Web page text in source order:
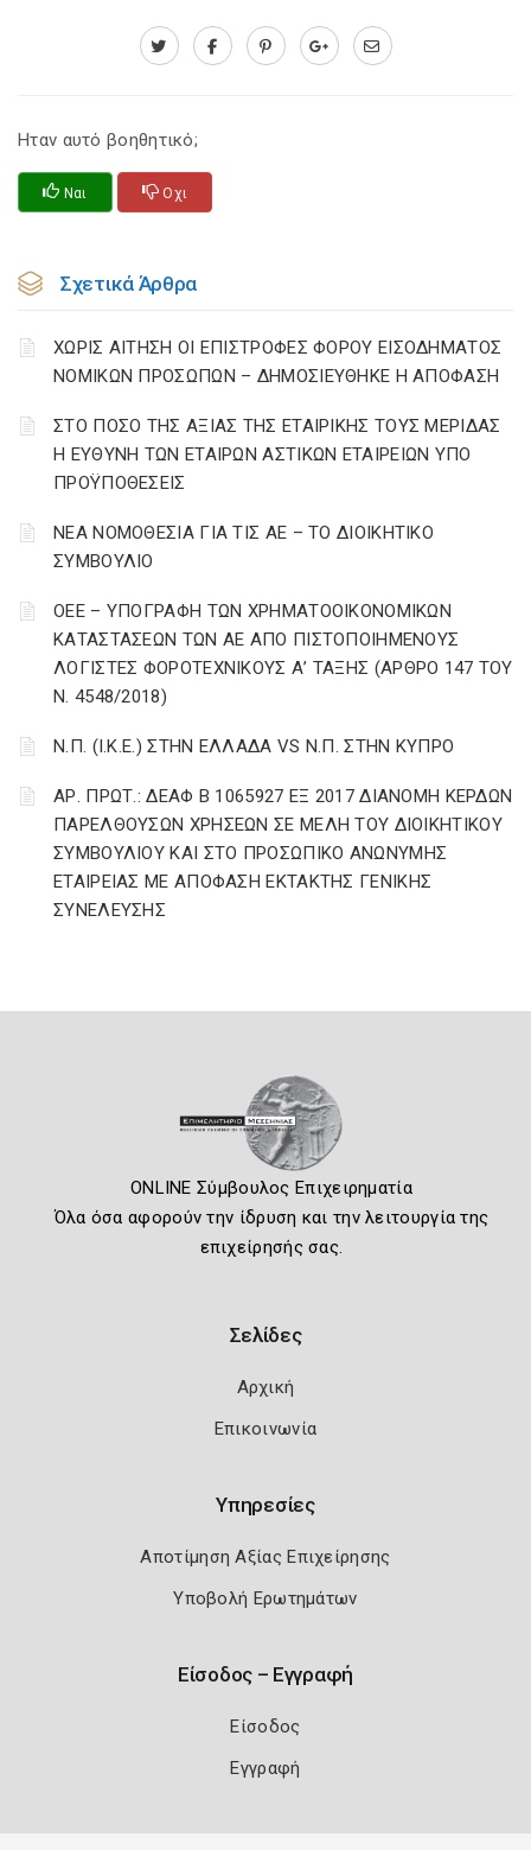
Ηταν αυτό βοηθητικό;
Ναι Οχι
Σχετικά Άρθρα
ΧΩΡΙΣ ΑΙΤΗΣΗ ΟΙ ΕΠΙΣΤΡΟΦΕΣ ΦΟΡΟΥ ΕΙΣΟΔΗΜΑΤΟΣ
ΝΟΜΙΚΩΝ ΠΡΟΣΩΠΩΝ – ΔΗΜΟΣΙΕΥΘΗΚΕ Η ΑΠΟΦΑΣΗ
ΣΤΟ ΠΟΣΟ ΤΗΣ ΑΞΙΑΣ ΤΗΣ ΕΤΑΙΡΙΚΗΣ ΤΟΥΣ ΜΕΡΙΔΑΣ
Η ΕΥΘΥΝΗ ΤΩΝ ΕΤΑΙΡΩΝ ΑΣΤΙΚΩΝ ΕΤΑΙΡΕΙΩΝ ΥΠΟ
ΠΡΟΫΠΟΘΕΣΕΙΣ
ΝΕΑ ΝΟΜΟΘΕΣΙΑ ΓΙΑ ΤΙΣ ΑΕ – ΤΟ ΔΙΟΙΚΗΤΙΚΟ
ΣΥΜΒΟΥΛΙΟ
ΟΕΕ – ΥΠΟΓΡΑΦΗ ΤΩΝ ΧΡΗΜΑΤΟΟΙΚΟΝΟΜΙΚΩΝ
ΚΑΤΑΣΤΑΣΕΩΝ ΤΩΝ ΑΕ ΑΠΟ ΠΙΣΤΟΠΟΙΗΜΕΝΟΥΣ
ΛΟΓΙΣΤΕΣ ΦΟΡΟΤΕΧΝΙΚΟΥΣ Α’ ΤΑΞΗΣ (ΑΡΘΡΟ 147 ΤΟΥ
Ν. 4548/2018)
Ν.Π. (Ι.Κ.Ε.) ΣΤΗΝ ΕΛΛΑΔΑ VS Ν.Π. ΣΤΗΝ ΚΥΠΡΟ
ΑΡ. ΠΡΩΤ.: ΔΕΑΦ Β 1065927 ΕΞ 2017 ΔΙΑΝΟΜΗ ΚΕΡΔΩΝ
ΠΑΡΕΛΘΟΥΣΩΝ ΧΡΗΣΕΩΝ ΣΕ ΜΕΛΗ ΤΟΥ ΔΙΟΙΚΗΤΙΚΟΥ
ΣΥΜΒΟΥΛΙΟΥ ΚΑΙ ΣΤΟ ΠΡΟΣΩΠΙΚΟ ΑΝΩΝΥΜΗΣ
ΕΤΑΙΡΕΙΑΣ ΜΕ ΑΠΟΦΑΣΗ ΕΚΤΑΚΤΗΣ ΓΕΝΙΚΗΣ
ΣΥΝΕΛΕΥΣΗΣ
ONLINE Σύμβουλος Επιχειρηματία
Όλα όσα αφορούν την ίδρυση και την λειτουργία της
επιχείρησής σας.
Σελίδες
Αρχική
Επικοινωνία
Υπηρεσίες
Αποτίμηση Αξίας Επιχείρησης
Υποβολή Ερωτημάτων
Είσοδος – Εγγραφή
Είσοδος
Εγγραφή